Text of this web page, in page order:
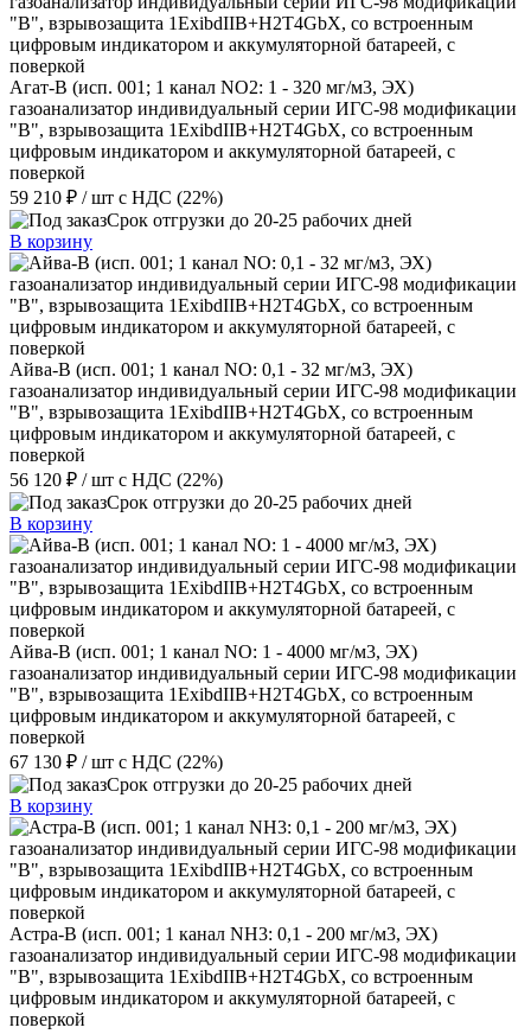
Агат-В (исп. 001; 1 канал NO2: 1 - 320 мг/м3, ЭХ)
газоанализатор индивидуальный серии ИГС-98 модификации
"В", взрывозащита 1ExibdIIB+H2T4GbX, со встроенным
цифровым индикатором и аккумуляторной батареей, с
поверкой
59 210 ₽ / шт с НДС (22%)
Срок отгрузки до 20-25 рабочих дней
В корзину
Айва-В (исп. 001; 1 канал NO: 0,1 - 32 мг/м3, ЭХ)
газоанализатор индивидуальный серии ИГС-98 модификации
"В", взрывозащита 1ExibdIIB+H2T4GbX, со встроенным
цифровым индикатором и аккумуляторной батареей, с
поверкой
56 120 ₽ / шт с НДС (22%)
Срок отгрузки до 20-25 рабочих дней
В корзину
Айва-В (исп. 001; 1 канал NO: 1 - 4000 мг/м3, ЭХ)
газоанализатор индивидуальный серии ИГС-98 модификации
"В", взрывозащита 1ExibdIIB+H2T4GbX, со встроенным
цифровым индикатором и аккумуляторной батареей, с
поверкой
67 130 ₽ / шт с НДС (22%)
Срок отгрузки до 20-25 рабочих дней
В корзину
Астра-В (исп. 001; 1 канал NН3: 0,1 - 200 мг/м3, ЭХ)
газоанализатор индивидуальный серии ИГС-98 модификации
"В", взрывозащита 1ExibdIIB+H2T4GbX, со встроенным
цифровым индикатором и аккумуляторной батареей, с
поверкой